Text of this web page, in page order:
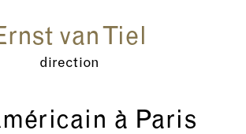
van Tiel
direction
à Paris